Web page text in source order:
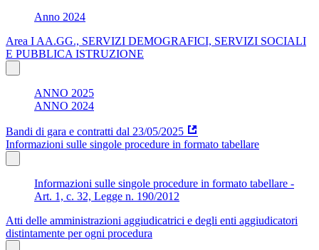
Anno 2024
Area I AA.GG., SERVIZI DEMOGRAFICI, SERVIZI SOCIALI
E PUBBLICA ISTRUZIONE
ANNO 2025
ANNO 2024
Bandi di gara e contratti dal 23/05/2025
Informazioni sulle singole procedure in formato tabellare
Informazioni sulle singole procedure in formato tabellare -
Art. 1, c. 32, Legge n. 190/2012
Atti delle amministrazioni aggiudicatrici e degli enti aggiudicatori
distintamente per ogni procedura